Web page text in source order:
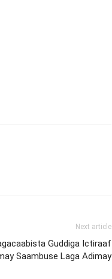
Next article
Guddiga Ictiraaf
Saambuse Laga Adimay